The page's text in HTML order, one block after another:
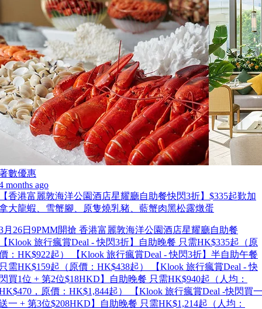
數優惠
months ago
香港富麗敦海洋公園酒店星耀廳自助餐快閃3折】$335起歎加
大龍蝦、雪蟹腳、原隻燒乳豬、藍蟹肉黑松露燉蛋
月26日9PMM開搶 香港富麗敦海洋公園酒店星耀廳自助餐
Klook 旅行瘋賞Deal - 快閃3折】自助晚餐 只需HK$335起（原
：HK$922起） 【Klook 旅行瘋賞Deal - 快閃3折】半自助午餐
需HK$159起（原價：HK$438起） 【Klook 旅行瘋賞Deal - 快
買1位 + 第2位$18HKD】自助晚餐 只需HK$940起（人均：
，原價：HK$1,844起） 【Klook 旅行瘋賞Deal -快閃買一
一 + 第3位$208HKD】自助晚餐 只需HK$1,214起（人均：